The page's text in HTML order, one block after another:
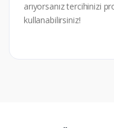
arıyorsanız tercihinizi
kullanabilirsiniz!